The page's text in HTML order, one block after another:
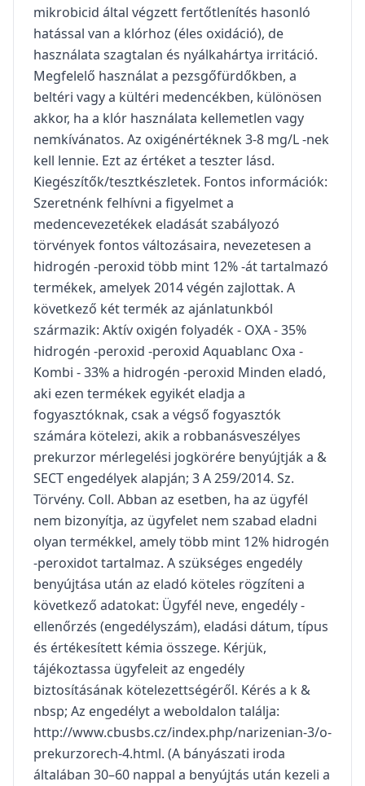
mikrobicid által végzett fertőtlenítés hasonló
hatással van a klórhoz (éles oxidáció), de
használata szagtalan és nyálkahártya irritáció.
Megfelelő használat a pezsgőfürdőkben, a
beltéri vagy a kültéri medencékben, különösen
akkor, ha a klór használata kellemetlen vagy
nemkívánatos. Az oxigénértéknek 3-8 mg/L -nek
kell lennie. Ezt az értéket a teszter lásd.
Kiegészítők/tesztkészletek. Fontos információk:
Szeretnénk felhívni a figyelmet a
medencevezetékek eladását szabályozó
törvények fontos változásaira, nevezetesen a
hidrogén -peroxid több mint 12% -át tartalmazó
termékek, amelyek 2014 végén zajlottak. A
következő két termék az ajánlatunkból
származik: Aktív oxigén folyadék - OXA - 35%
hidrogén -peroxid -peroxid Aquablanc Oxa -
Kombi - 33% a hidrogén -peroxid Minden eladó,
aki ezen termékek egyikét eladja a
fogyasztóknak, csak a végső fogyasztók
számára kötelezi, akik a robbanásveszélyes
prekurzor mérlegelési jogkörére benyújtják a &
SECT engedélyek alapján; 3 A 259/2014. Sz.
Törvény. Coll. Abban az esetben, ha az ügyfél
nem bizonyítja, az ügyfelet nem szabad eladni
olyan termékkel, amely több mint 12% hidrogén
-peroxidot tartalmaz. A szükséges engedély
benyújtása után az eladó köteles rögzíteni a
következő adatokat: Ügyfél neve, engedély -
ellenőrzés (engedélyszám), eladási dátum, típus
és értékesített kémia összege. Kérjük,
tájékoztassa ügyfeleit az engedély
biztosításának kötelezettségéről. Kérés a k &
nbsp; Az engedélyt a weboldalon találja:
http://www.cbusbs.cz/index.php/narizenian-3/o-
prekurzorech-4.html. (A bányászati ​​iroda
általában 30–60 nappal a benyújtás után kezeli a